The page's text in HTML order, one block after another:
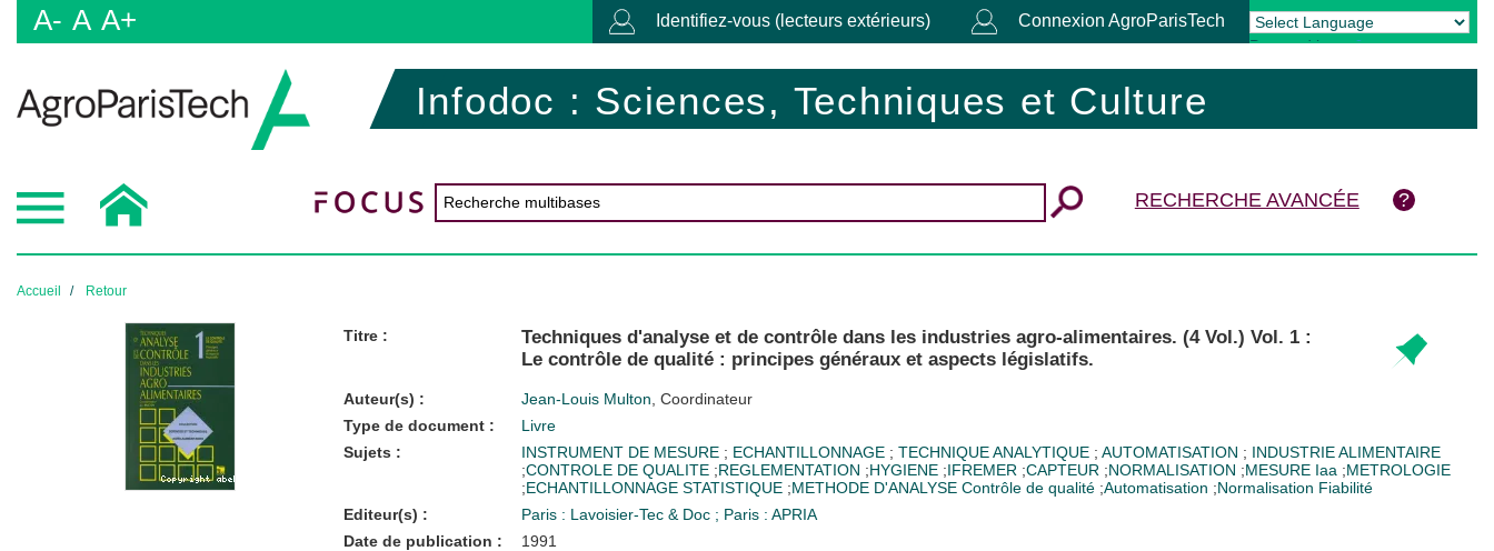
A- A A+ Identifiez-vous (lecteurs extérieurs) Connexion AgroParisTech
Powered by Translate
Infodoc : Sciences, Techniques et Culture
RECHERCHE AVANCÉE
Accueil Retour
Titre :
Techniques d'analyse et de contrôle dans les industries agro-alimentaires. (4 Vol.) Vol. 1 :
Le contrôle de qualité : principes généraux et aspects législatifs.
Auteur(s) : Jean-Louis Multon , Coordinateur
Type de document :
Livre
Sujets :
INSTRUMENT DE MESURE ; ECHANTILLONNAGE ; TECHNIQUE ANALYTIQUE ; AUTOMATISATION ; INDUSTRIE ALIMENTAIRE
;CONTROLE DE QUALITE ;REGLEMENTATION ;HYGIENE ;IFREMER ;CAPTEUR ;NORMALISATION ;MESURE Iaa ;METROLOGIE
;ECHANTILLONNAGE STATISTIQUE ;METHODE D'ANALYSE Contrôle de qualité ;Automatisation ;Normalisation Fiabilité
Editeur(s) :
Paris : Lavoisier-Tec & Doc ; Paris : APRIA
Date de publication :
1991